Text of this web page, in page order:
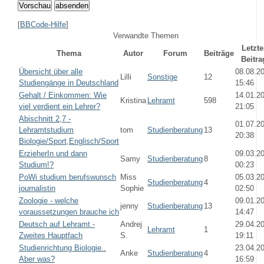
Vorschau absenden
[BBCode-Hilfe]
Verwandte Themen
Thema
Autor Forum Beiträge
Übersicht über alle
Studiengänge in Deutschland
Lilli Sonstige 12
15:46
Gehalt / Einkommen: Wie
viel verdient ein Lehrer?
Kristina Lehramt 598
21:05
Abischnitt 2,7 -
Lehramtstudium
Biologie/Sport,Englisch/Sport
tom Studienberatung 13
20:38
ErzieherIn und dann
Studium!?
Samy Studienberatung8
00:23
PoWi studium berufswunsch
journalistin
Miss
Sophie
Studienberatung4
02:50
Zoologie - welche
voraussetzungen brauche ich
jenny Studienberatung 13
14:47
Deutsch auf Lehramt -
Zweites Hauptfach
Andrej
S.
Lehramt 1
19:11
Studienrichtung Biologie..
Aber was?
Anke Studienberatung4
16:59